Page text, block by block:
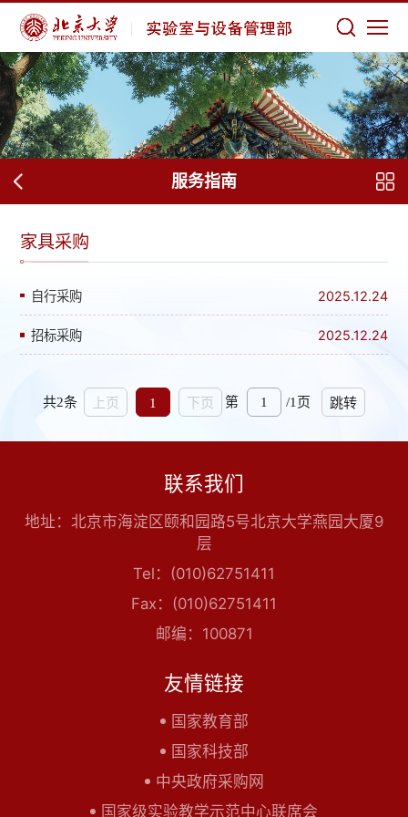
服务指南
家具采购
自行采购 2025.12.24
招标采购 2025.12.24
共2条 上页 1 下页 第 /1页 跳转
联系我们
地址：北京市海淀区颐和园路5号北京大学燕园大厦9
层
Tel：(010)62751411
Fax：(010)62751411
邮编：100871
友情链接
国家教育部
国家科技部
中央政府采购网
国家级实验教学示范中心联席会